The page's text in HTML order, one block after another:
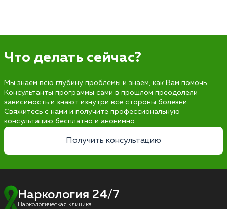
Что делать сейчас?
Мы знаем всю глубину проблемы и знаем, как Вам помочь.
Консультанты программы сами в прошлом преодолели
зависимость и знают изнутри все стороны болезни.
Свяжитесь с нами и получите профессиональную
консультацию бесплатно и анонимно.
Получить консультацию
Наркология 24/7
Наркологическая клиника